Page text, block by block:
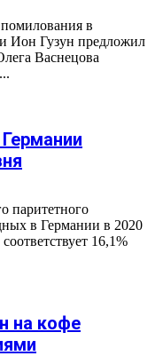
в
Ион Гузун предложил
Васнецова
паритетного
в Германии в 2020
16,1%
на кофе